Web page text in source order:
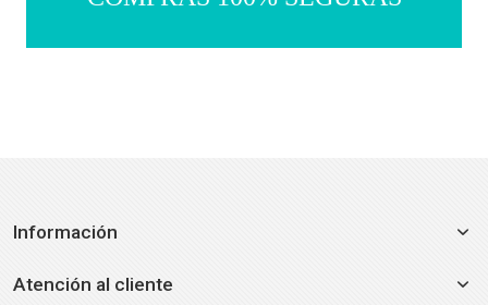
Información
Atención al cliente